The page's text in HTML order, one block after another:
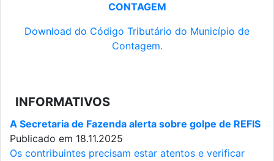
CONTAGEM
Download do Código Tributário do Município de
Contagem.
INFORMATIVOS
A Secretaria de Fazenda alerta sobre golpe de REFIS
Publicado em 18.11.2025
Os contribuintes precisam estar atentos e verificar